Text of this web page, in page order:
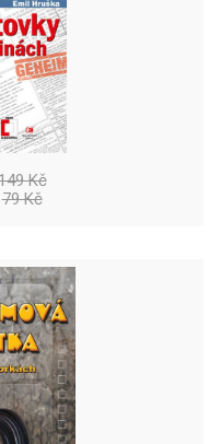
Kč
79 Kč